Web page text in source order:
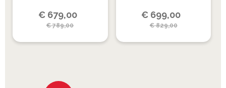
Special
Price
€ 679,00
€789,00
Special
Price
€ 699,00
€829,00